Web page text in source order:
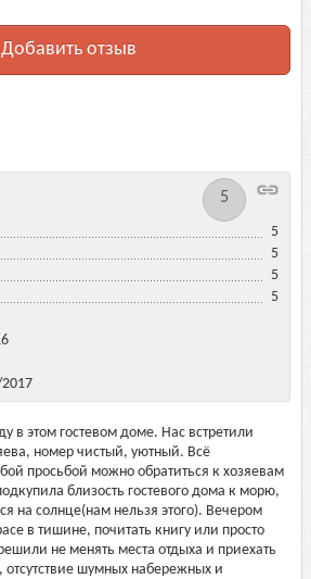
Добавить отзыв
5
5
5
5
5
в этом гостевом доме. Нас встретили
номер чистый, уютный. Всё
просьбой можно обратиться к хозяевам
близость гостевого дома к морю,
на солнце(нам нельзя этого). Вечером
в тишине, почитать книгу или просто
не менять места отдыха и приехать
шумных набережных и